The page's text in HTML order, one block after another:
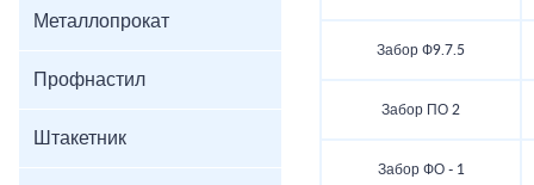
Металлопрокат
Профнастил
Штакетник
Забор Ф9.7.5
Забор ПО 2
Забор ФО - 1